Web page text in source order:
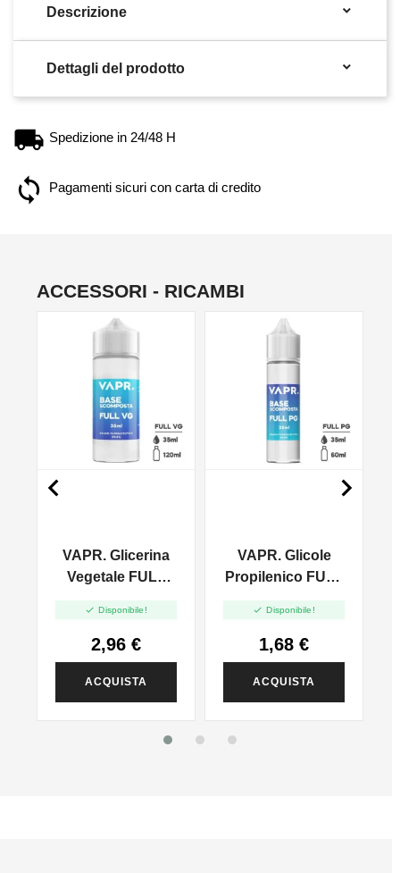
Descrizione 
Dettagli del prodotto 
Spedizione in 24/48 H
Pagamenti sicuri con carta di credito
ACCESSORI - RICAMBI
VAPR. Glicerina
Vegetale FULL
120ml
 Disponibile!
2,96 €
ACQUISTA
VAPR. Glicole
Propilenico FULL
 Disponibile!
1,68 €
ACQUISTA
 